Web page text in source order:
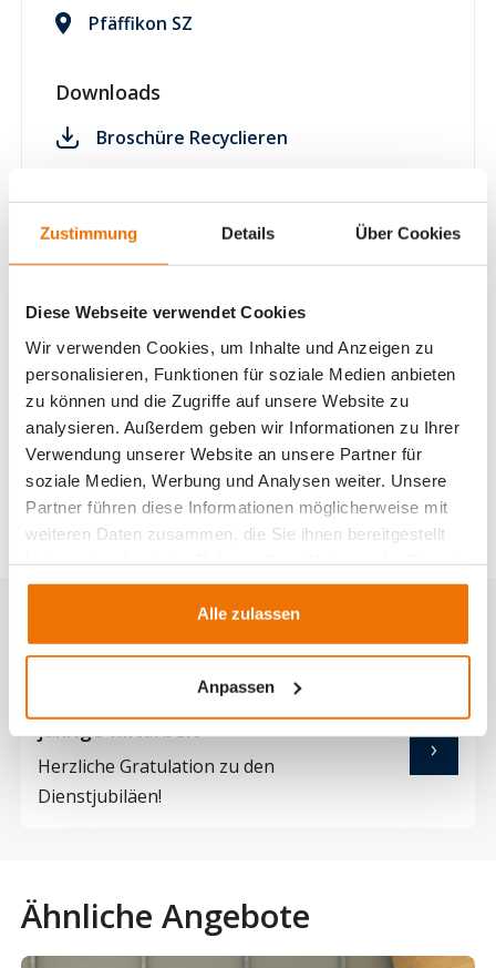
Zustimmung Details Über Cookies
Diese Webseite verwendet Cookies
Wir verwenden Cookies, um Inhalte und Anzeigen zu
personalisieren, Funktionen für soziale Medien anbieten
zu können und die Zugriffe auf unsere Website zu
analysieren. Außerdem geben wir Informationen zu Ihrer
Verwendung unserer Website an unsere Partner für
soziale Medien, Werbung und Analysen weiter. Unsere
Partner führen diese Informationen möglicherweise mit
weiteren Daten zusammen, die Sie ihnen bereitgestellt
gesammelt haben.
Alle zulassen
Anpassen
Pfäffikon SZ
Downloads
Broschüre Recyclieren
Aktuelles
Die JMS-Gruppe dankt für die lang­
jährige Mitarbeit
Herzliche Gratulation zu den
Dienstjubiläen!
Ähnliche Angebote